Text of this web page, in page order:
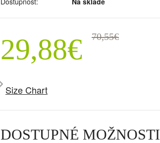
29,88€ 70,55€
Size Chart
DOSTUPNÉ MOŽNOSTI